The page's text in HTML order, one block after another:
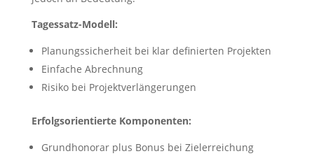
Tagessatz-Modell:
Planungssicherheit bei klar definierten Projekten
Einfache Abrechnung
Risiko bei Projektverlängerungen
Erfolgsorientierte Komponenten:
Grundhonorar plus Bonus bei Zielerreichung